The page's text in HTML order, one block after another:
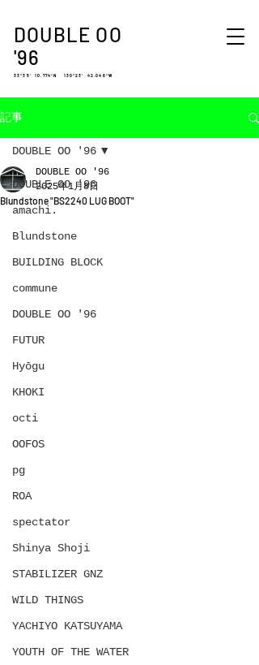
DOUBLE OO
'96
33°35′ 10.774″N 130°23′ 42.048″W
記事
DOUBLE OO '96
amachi.
Blundstone
BUILDING BLOCK
commune
DOUBLE OO '96
FUTUR
Hyōgu
KHOKI
octi
OOFOS
pg
ROA
spectator
Shinya Shoji
STABILIZER GNZ
WILD THINGS
YACHIYO KATSUYAMA
YOUTH OF THE WATER
DOUBLE OO '96
Blundstone "BS2240 LUG BOOT"
DOUBLE OO '96
2025年1月8日